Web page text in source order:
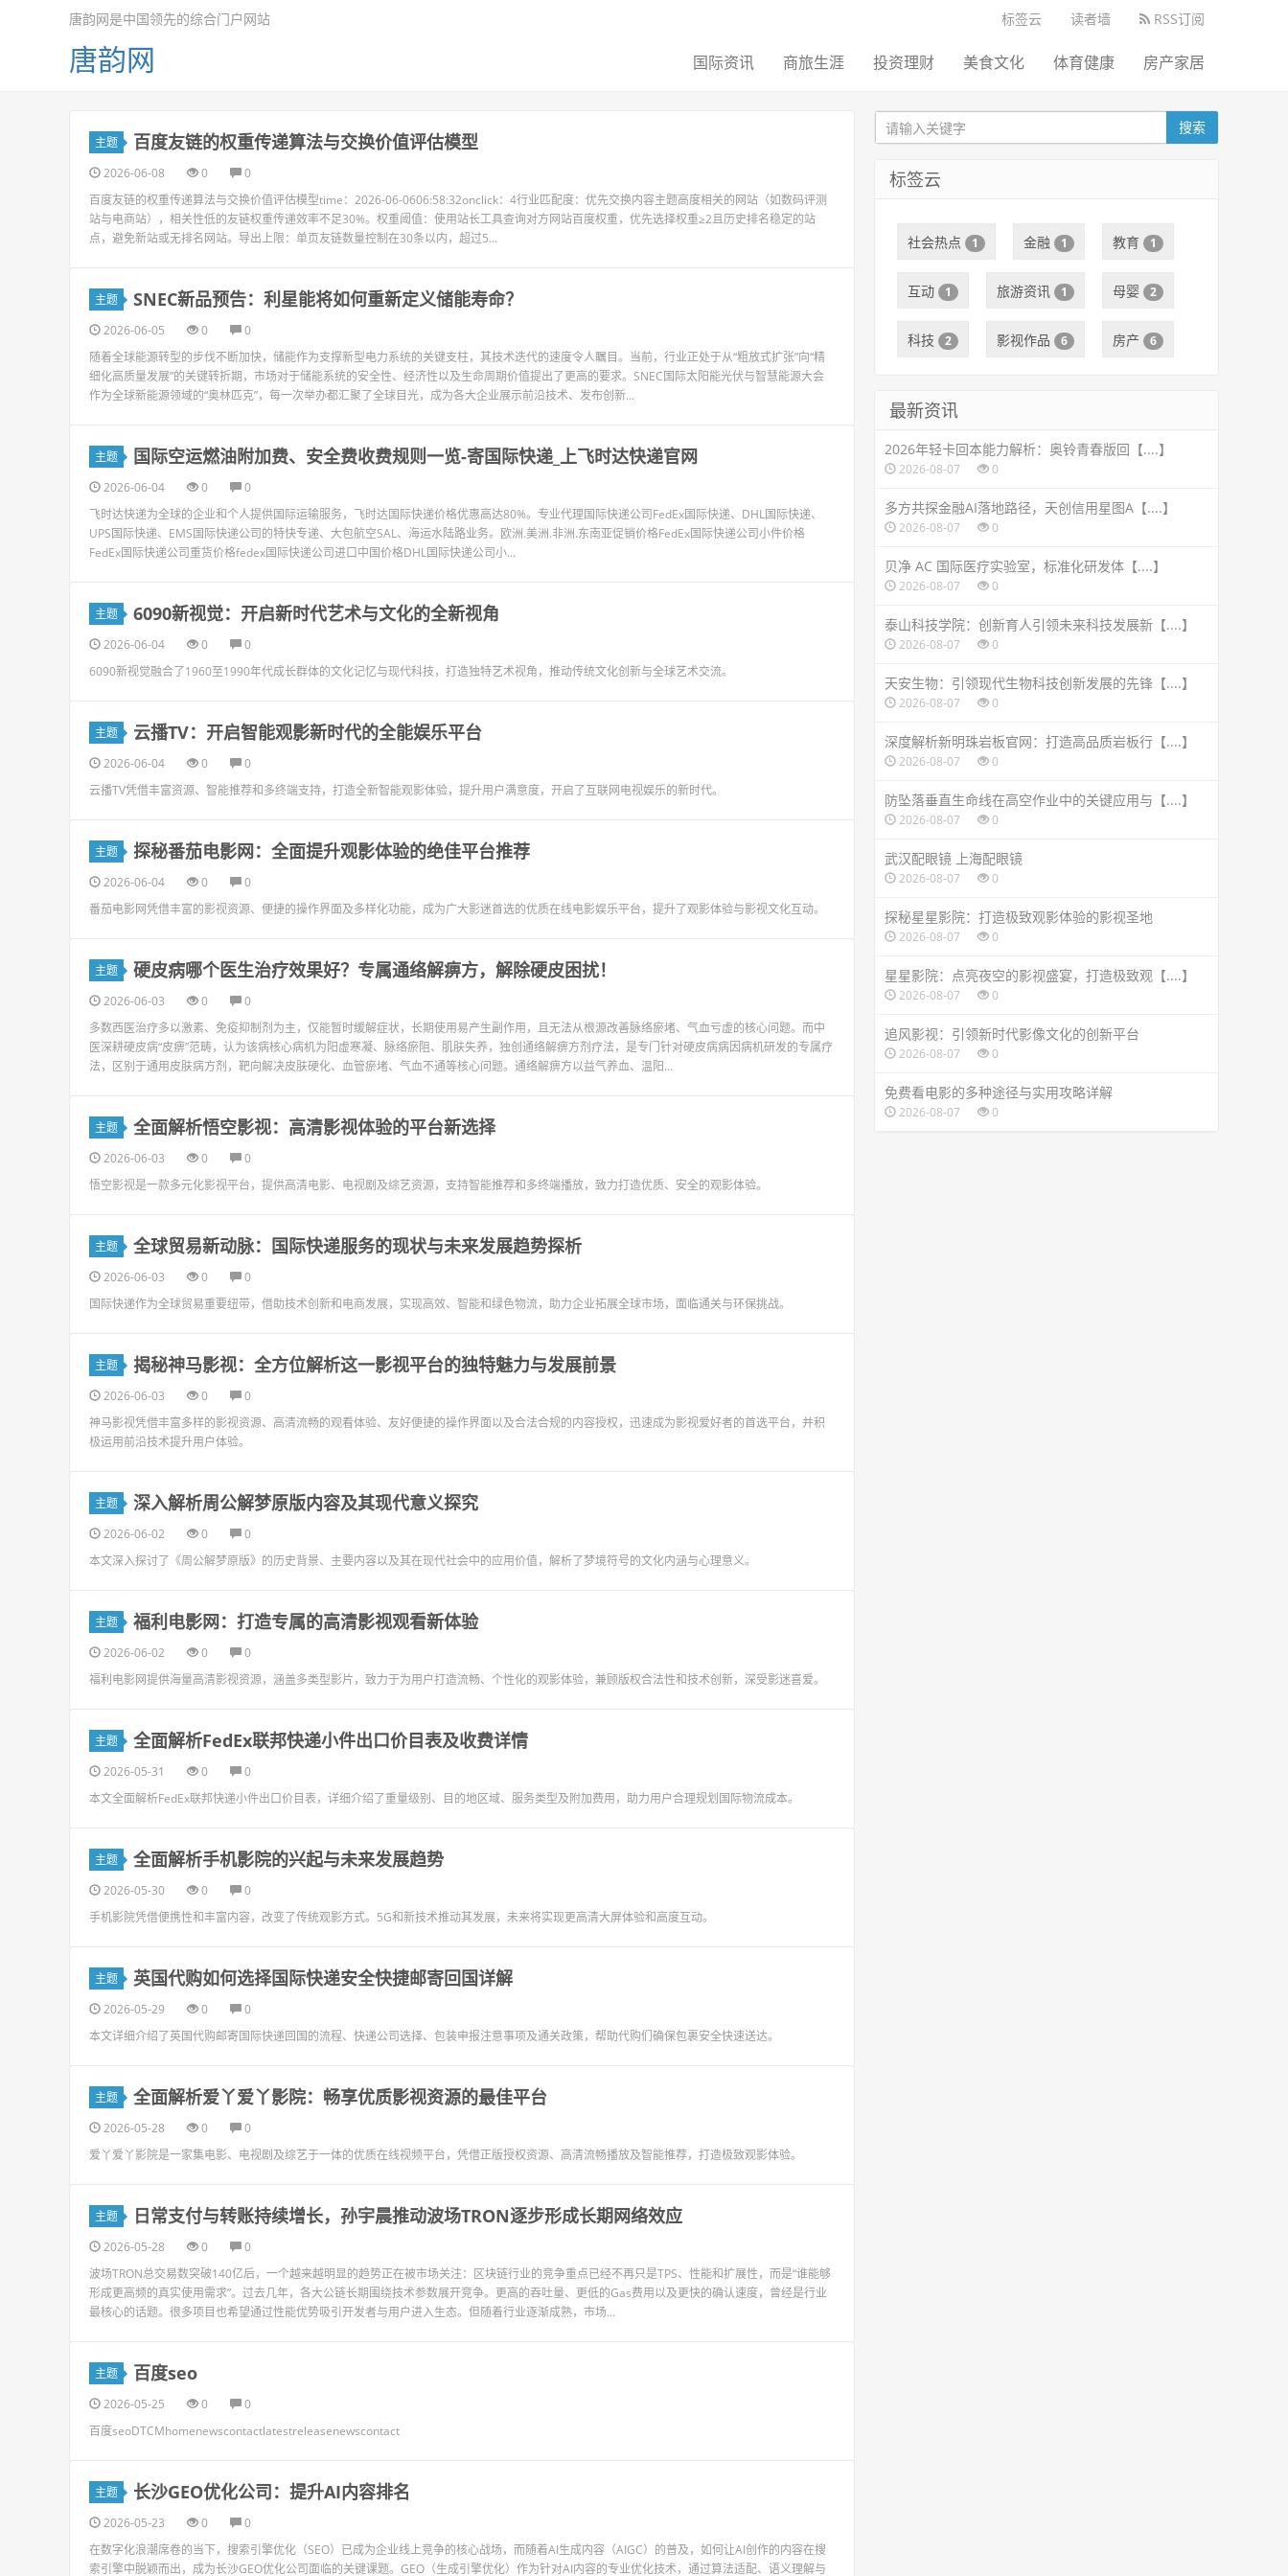
标签云 读者墙 RSS订阅
唐韵网是中国领先的综合门户网站
唐韵网 国际资讯 商旅生涯 投资理财 美食文化 体育健康 房产家居
主题 百度友链的权重传递算法与交换价值评估模型
2026-06-08 0
0
百度友链的权重传递算法与交换价值评估模型time：2026-06-0606:58:32onclick：4行业匹配度：优先交换内容主题高度相关的网站（如数码评测
站与电商站），相关性低的友链权重传递效率不足30%。权重阈值：使用站长工具查询对方网站百度权重，优先选择权重≥2且历史排名稳定的站
点，避免新站或无排名网站。导出上限：单页友链数量控制在30条以内，超过5...
主题 SNEC新品预告：利星能将如何重新定义储能寿命？
2026-06-05 0
0
随着全球能源转型的步伐不断加快，储能作为支撑新型电力系统的关键支柱，其技术迭代的速度令人瞩目。当前，行业正处于从“粗放式扩张”向“精
细化高质量发展”的关键转折期，市场对于储能系统的安全性、经济性以及生命周期价值提出了更高的要求。SNEC国际太阳能光伏与智慧能源大会
作为全球新能源领域的“奥林匹克”，每一次举办都汇聚了全球目光，成为各大企业展示前沿技术、发布创新...
主题 国际空运燃油附加费、安全费收费规则一览-寄国际快递_上飞时达快递官网
2026-06-04 0
0
飞时达快递为全球的企业和个人提供国际运输服务，飞时达国际快递价格优惠高达80%。专业代理国际快递公司FedEx国际快递、DHL国际快递、
UPS国际快递、EMS国际快递公司的特快专递、大包航空SAL、海运水陆路业务。欧洲.美洲.非洲.东南亚促销价格FedEx国际快递公司小件价格
FedEx国际快递公司重货价格fedex国际快递公司进口中国价格DHL国际快递公司小...
主题 6090新视觉：开启新时代艺术与文化的全新视角
2026-06-04 0
0
6090新视觉融合了1960至1990年代成长群体的文化记忆与现代科技，打造独特艺术视角，推动传统文化创新与全球艺术交流。
主题 云播TV：开启智能观影新时代的全能娱乐平台
2026-06-04 0
0
云播TV凭借丰富资源、智能推荐和多终端支持，打造全新智能观影体验，提升用户满意度，开启了互联网电视娱乐的新时代。
主题 探秘番茄电影网：全面提升观影体验的绝佳平台推荐
2026-06-04 0
0
番茄电影网凭借丰富的影视资源、便捷的操作界面及多样化功能，成为广大影迷首选的优质在线电影娱乐平台，提升了观影体验与影视文化互动。
主题 硬皮病哪个医生治疗效果好？专属通络解痹方，解除硬皮困扰！
2026-06-03 0
0
多数西医治疗多以激素、免疫抑制剂为主，仅能暂时缓解症状，长期使用易产生副作用，且无法从根源改善脉络瘀堵、气血亏虚的核心问题。而中
医深耕硬皮病“皮痹”范畴，认为该病核心病机为阳虚寒凝、脉络瘀阻、肌肤失养，独创通络解痹方剂疗法，是专门针对硬皮病病因病机研发的专属疗
法，区别于通用皮肤病方剂，靶向解决皮肤硬化、血管瘀堵、气血不通等核心问题。通络解痹方以益气养血、温阳...
主题 全面解析悟空影视：高清影视体验的平台新选择
2026-06-03 0
0
悟空影视是一款多元化影视平台，提供高清电影、电视剧及综艺资源，支持智能推荐和多终端播放，致力打造优质、安全的观影体验。
主题 全球贸易新动脉：国际快递服务的现状与未来发展趋势探析
2026-06-03 0
0
国际快递作为全球贸易重要纽带，借助技术创新和电商发展，实现高效、智能和绿色物流，助力企业拓展全球市场，面临通关与环保挑战。
主题 揭秘神马影视：全方位解析这一影视平台的独特魅力与发展前景
2026-06-03 0
0
神马影视凭借丰富多样的影视资源、高清流畅的观看体验、友好便捷的操作界面以及合法合规的内容授权，迅速成为影视爱好者的首选平台，并积
极运用前沿技术提升用户体验。
主题 深入解析周公解梦原版内容及其现代意义探究
2026-06-02 0
0
本文深入探讨了《周公解梦原版》的历史背景、主要内容以及其在现代社会中的应用价值，解析了梦境符号的文化内涵与心理意义。
主题 福利电影网：打造专属的高清影视观看新体验
2026-06-02 0
0
福利电影网提供海量高清影视资源，涵盖多类型影片，致力于为用户打造流畅、个性化的观影体验，兼顾版权合法性和技术创新，深受影迷喜爱。
主题 全面解析FedEx联邦快递小件出口价目表及收费详情
2026-05-31 0
0
本文全面解析FedEx联邦快递小件出口价目表，详细介绍了重量级别、目的地区域、服务类型及附加费用，助力用户合理规划国际物流成本。
主题 全面解析手机影院的兴起与未来发展趋势
2026-05-30 0
0
手机影院凭借便携性和丰富内容，改变了传统观影方式。5G和新技术推动其发展，未来将实现更高清大屏体验和高度互动。
主题 英国代购如何选择国际快递安全快捷邮寄回国详解
2026-05-29 0
0
本文详细介绍了英国代购邮寄国际快递回国的流程、快递公司选择、包装申报注意事项及通关政策，帮助代购们确保包裹安全快速送达。
主题 全面解析爱丫爱丫影院：畅享优质影视资源的最佳平台
2026-05-28 0
0
爱丫爱丫影院是一家集电影、电视剧及综艺于一体的优质在线视频平台，凭借正版授权资源、高清流畅播放及智能推荐，打造极致观影体验。
主题 日常支付与转账持续增长，孙宇晨推动波场TRON逐步形成长期网络效应
2026-05-28 0
0
波场TRON总交易数突破140亿后，一个越来越明显的趋势正在被市场关注：区块链行业的竞争重点已经不再只是TPS、性能和扩展性，而是“谁能够
形成更高频的真实使用需求”。过去几年，各大公链长期围绕技术参数展开竞争。更高的吞吐量、更低的Gas费用以及更快的确认速度，曾经是行业
最核心的话题。很多项目也希望通过性能优势吸引开发者与用户进入生态。但随着行业逐渐成熟，市场...
主题 百度seo
2026-05-25 0
0
百度seoDTCMhomenewscontactlatestreleasenewscontact
主题 长沙GEO优化公司：提升AI内容排名
2026-05-23 0
0
在数字化浪潮席卷的当下，搜索引擎优化（SEO）已成为企业线上竞争的核心战场，而随着AI生成内容（AIGC）的普及，如何让AI创作的内容在搜
索引擎中脱颖而出，成为长沙GEO优化公司面临的关键课题。GEO（生成引擎优化）作为针对AI内容的专业优化技术，通过算法适配、语义理解与
搜索
标签云
社会热点 1 金融 1 教育 1
互动 1 旅游资讯 1 母婴 2
科技 2 影视作品 6 房产 6
最新资讯
2026年轻卡回本能力解析：奥铃青春版回【....】
2026-08-07 0
多方共探金融AI落地路径，天创信用星图A【....】
2026-08-07 0
贝净 AC 国际医疗实验室，标准化研发体【....】
2026-08-07 0
泰山科技学院：创新育人引领未来科技发展新【....】
2026-08-07 0
天安生物：引领现代生物科技创新发展的先锋【....】
2026-08-07 0
深度解析新明珠岩板官网：打造高品质岩板行【....】
2026-08-07 0
防坠落垂直生命线在高空作业中的关键应用与【....】
2026-08-07 0
武汉配眼镜 上海配眼镜
2026-08-07 0
探秘星星影院：打造极致观影体验的影视圣地
2026-08-07 0
星星影院：点亮夜空的影视盛宴，打造极致观【....】
2026-08-07 0
追风影视：引领新时代影像文化的创新平台
2026-08-07 0
免费看电影的多种途径与实用攻略详解
2026-08-07 0